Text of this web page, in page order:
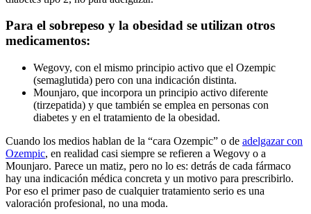
Para el sobrepeso y la obesidad se utilizan otros
medicamentos:
Wegovy, con el mismo principio activo que el Ozempic
(semaglutida) pero con una indicación distinta.
Mounjaro, que incorpora un principio activo diferente
(tirzepatida) y que también se emplea en personas con
diabetes y en el tratamiento de la obesidad.
Cuando los medios hablan de la “cara Ozempic” o de adelgazar con
Ozempic, en realidad casi siempre se refieren a Wegovy o a
Mounjaro. Parece un matiz, pero no lo es: detrás de cada fármaco
hay una indicación médica concreta y un motivo para prescribirlo.
Por eso el primer paso de cualquier tratamiento serio es una
valoración profesional, no una moda.